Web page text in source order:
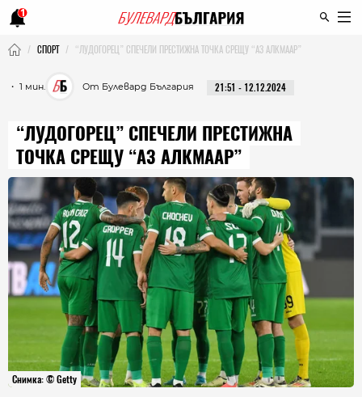
1
СПОРТ “ЛУДОГОРЕЦ” СПЕЧЕЛИ ПРЕСТИЖНА ТОЧКА СРЕЩУ “АЗ АЛКМААР”
・ 1 мин. От Булевард България 21:51 - 12.12.2024
“ЛУДОГОРЕЦ” СПЕЧЕЛИ ПРЕСТИЖНА
ТОЧКА СРЕЩУ “АЗ АЛКМААР”
Снимка: © Getty